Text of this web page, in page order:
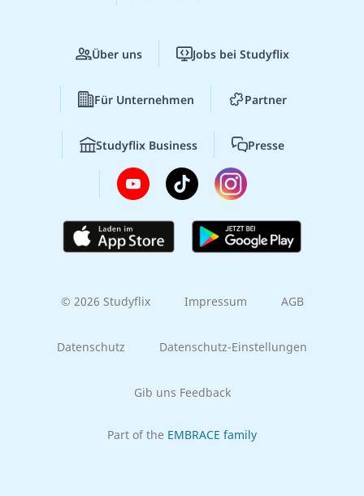
Über uns Jobs bei Studyflix
Für Unternehmen Partner
Studyflix Business Presse
© 2026 Studyflix Impressum AGB
Datenschutz Datenschutz-Einstellungen
Gib uns Feedback
Part of the EMBRACE family